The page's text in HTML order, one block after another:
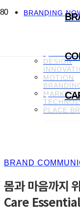
BRANDING
DESIGN
MOTION
PLACE
BRAND
몸과 마음까지
Care